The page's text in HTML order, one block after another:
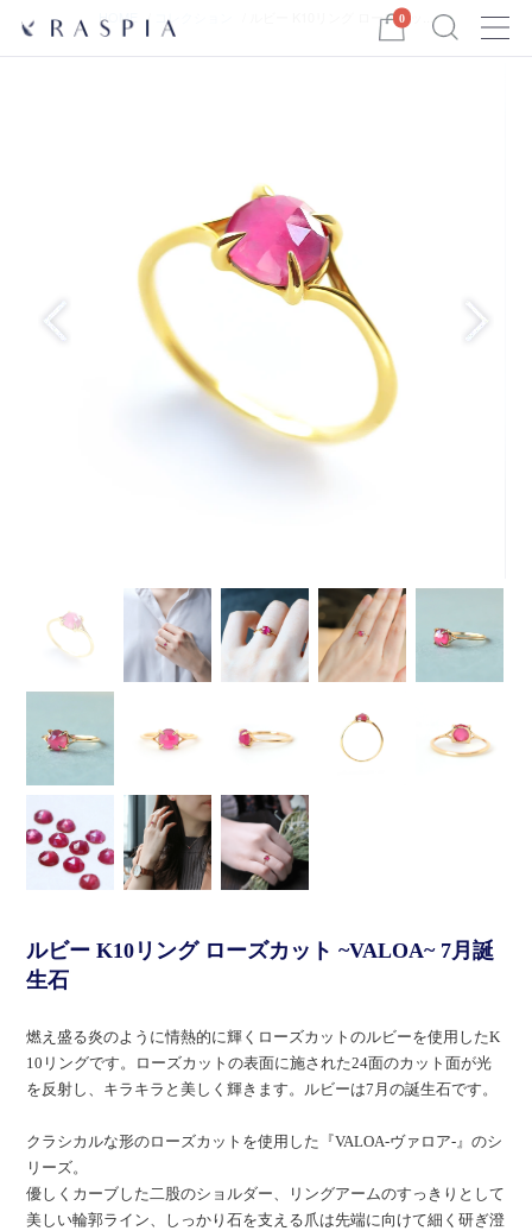
Menu
0
HOME コレクション ルビー K10リング ローズカッ...
ルビー K10リング ローズカット ~VALOA~ 7月誕
生石
燃え盛る炎のように情熱的に輝くローズカットのルビーを使用したK
10リングです。ローズカットの表面に施された24面のカット面が光
を反射し、キラキラと美しく輝きます。ルビーは7月の誕生石です。
クラシカルな形のローズカットを使用した『VALOA-ヴァロア-』のシ
リーズ。
優しくカーブした二股のショルダー、リングアームのすっきりとして
美しい輪郭ライン、しっかり石を支える爪は先端に向けて細く研ぎ澄